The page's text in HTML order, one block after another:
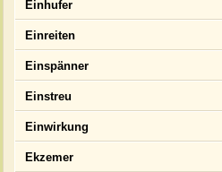
Einhufer
Einreiten
Einspänner
Einstreu
Einwirkung
Ekzemer